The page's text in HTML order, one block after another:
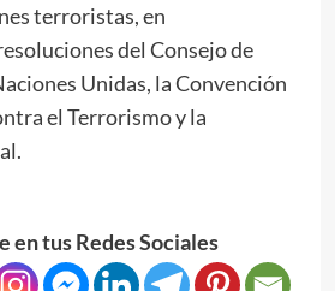
terroristas, en
del Consejo de
Unidas, la Convención
el Terrorismo y la
en tus Redes Sociales